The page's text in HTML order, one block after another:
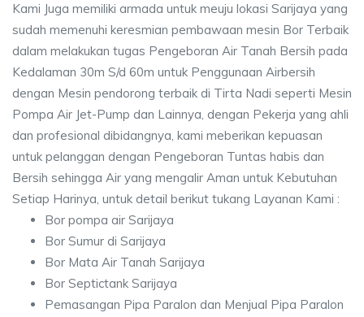
Kami Juga memiliki armada untuk meuju lokasi Sarijaya yang
sudah memenuhi keresmian pembawaan mesin Bor Terbaik
dalam melakukan tugas Pengeboran Air Tanah Bersih pada
Kedalaman 30m S/d 60m untuk Penggunaan Airbersih
dengan Mesin pendorong terbaik di Tirta Nadi seperti Mesin
Pompa Air Jet-Pump dan Lainnya, dengan Pekerja yang ahli
dan profesional dibidangnya, kami meberikan kepuasan
untuk pelanggan dengan Pengeboran Tuntas habis dan
Bersih sehingga Air yang mengalir Aman untuk Kebutuhan
Setiap Harinya, untuk detail berikut tukang Layanan Kami :
Bor pompa air Sarijaya
Bor Sumur di Sarijaya
Bor Mata Air Tanah Sarijaya
Bor Septictank Sarijaya
Pemasangan Pipa Paralon dan Menjual Pipa Paralon